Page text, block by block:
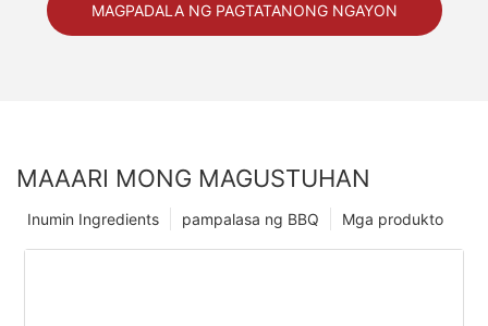
MAGPADALA NG PAGTATANONG NGAYON
MAAARI MONG MAGUSTUHAN
Mga produkto
pampalasa ng BBQ
Inumin Ingredients